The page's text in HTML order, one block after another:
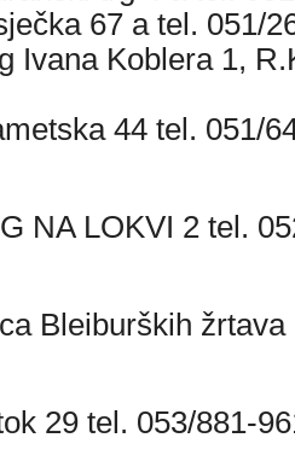
67 a tel. 051/
Ivana Koblera 1,
44 tel. 051/
NA LOKVI 2 tel.
Bleiburških
29 tel. 053/881-